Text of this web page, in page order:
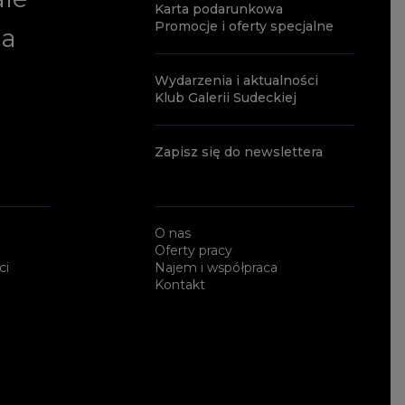
Karta podarunkowa
Promocje i oferty specjalne
Wydarzenia i aktualności
Klub Galerii Sudeckiej
Zapisz się do newslettera
O nas
Oferty pracy
Najem i współpraca
Kontakt